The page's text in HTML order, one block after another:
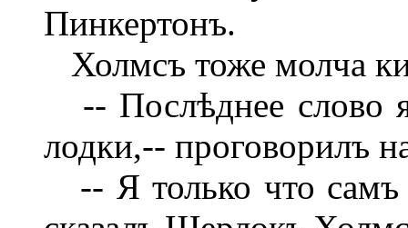
Пинкертонъ.
Холмсъ тоже молча
-- Послѣднее слово
лодки,-- проговорилъ
-- Я только что самъ